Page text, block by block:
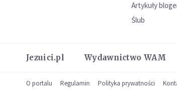
Artykuły
Ślub
Jezuici.pl Wydawnictwo WAM
O portalu Regulamin Polityka prywatności